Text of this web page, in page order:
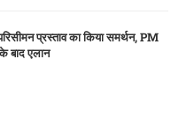
प्रस्ताव का किया समर्थन, PM
बाद एलान